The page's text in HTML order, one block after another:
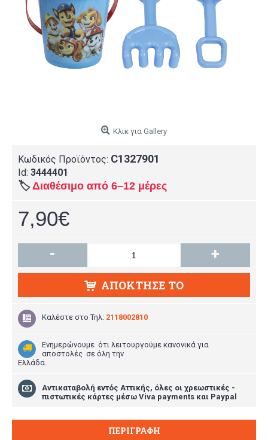
Κλικ για Gallery
Κωδικός Προϊόντος: C1327901
Id: 3444401
🏷️ Διαθέσιμο από 6–12 μέρες
7,90€
- +
ΑΠΌΚΤΗΣΕ ΤΟ
Καλέστε στοΤηλ: 2118002810
Ενημερώνουμε ότι λειτουργούμε κανονικά για
αποστολές σε όλη την
Ελλάδα.
Aντικαταβολή εντός Αττικής, όλες οι χρεωστικές -
πιστωτικές κάρτες μέσω Viva payments και Paypal
ΠΕΡΙΓΡΑΦΉ